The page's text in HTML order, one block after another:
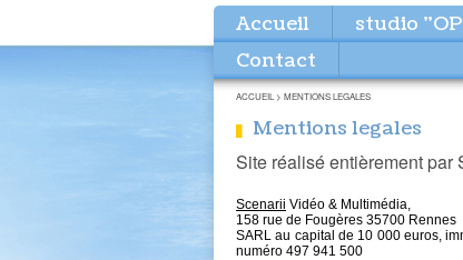
Accueil studio
Contact
ACCUEIL > MENTIONS LEGALES
Mentions legales
Site réalisé entièrement par
Scenarii Vidéo & Multimédia,
158 rue de Fougères 35700 Rennes
SARL au capital de 10 000 euros,
numéro 497 941 500